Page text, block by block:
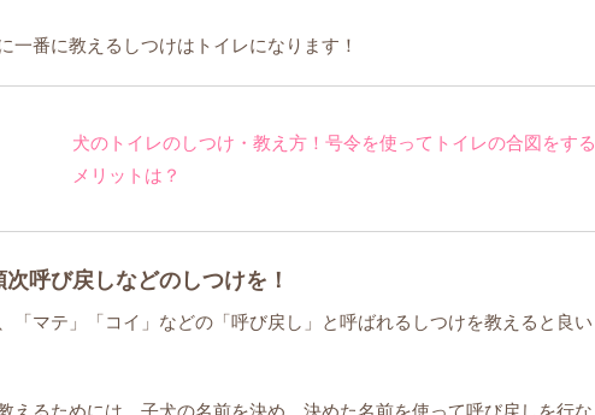
一番に教えるしつけはトイレになります！
犬のトイレのしつけ・教え方！号令を使ってトイレの合図をする
メリットは？
呼び戻しなどのしつけを！
「マテ」「コイ」などの「呼び戻し」と呼ばれるしつけを教えると良い
えるためには、子犬の名前を決め、決めた名前を使って呼び戻しを行な